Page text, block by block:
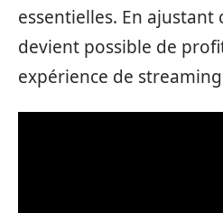
essentielles. En ajustant
devient possible de
expérience de